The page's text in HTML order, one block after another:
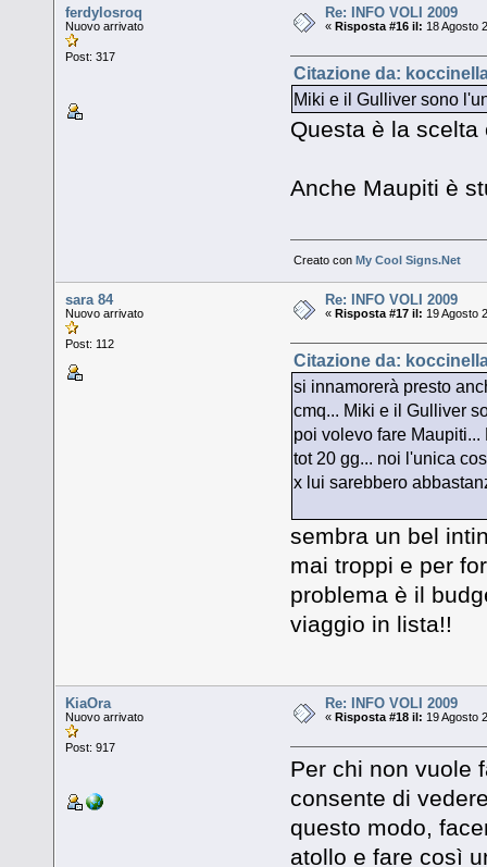
ferdylosroq
Nuovo arrivato
Post: 317
Re: INFO VOLI 2009
« Risposta #16 il: 18 Agosto
Citazione da:
Miki e il Gulliver sono
Questa è la
Anche Maupiti è
Creato con My Cool Signs.Net
sara 84
Nuovo arrivato
Post: 112
Re: INFO VOLI 2009
« Risposta #17 il: 19 Agosto
Citazione da:
si innamorerà presto
cmq... Miki e il Gulliver
poi volevo fare
tot 20 gg... noi l'unica
x lui sarebbero
sembra un bel
mai troppi e per
problema è il
viaggio in lista!!
KiaOra
Nuovo arrivato
Post: 917
Re: INFO VOLI 2009
« Risposta #18 il: 19 Agosto
Per chi non vuole
consente di
questo modo,
atollo e fare così